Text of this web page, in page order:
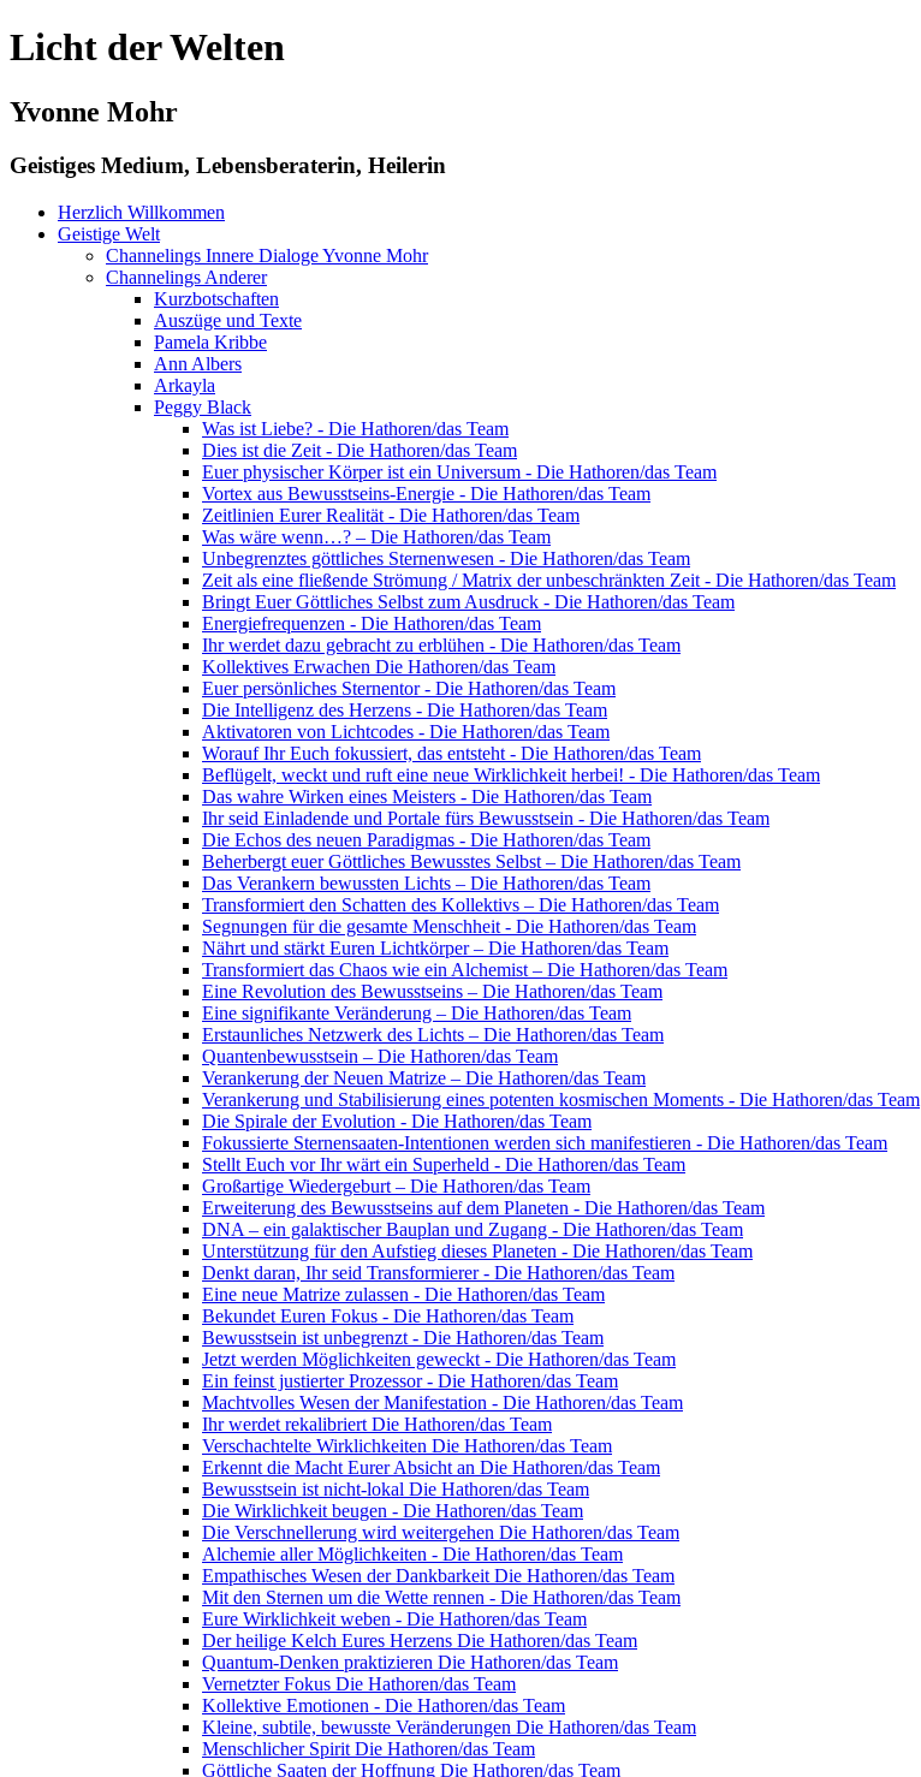
Licht der Welten
Yvonne Mohr
Geistiges Medium, Lebensberaterin, Heilerin
Herzlich Willkommen
Geistige Welt
Channelings Innere Dialoge Yvonne Mohr
Channelings Anderer
Kurzbotschaften
Auszüge und Texte
Pamela Kribbe
Ann Albers
Arkayla
Peggy Black
Was ist Liebe? - Die Hathoren/das Team
Dies ist die Zeit - Die Hathoren/das Team
Euer physischer Körper ist ein Universum - Die Hathoren/das Team
Vortex aus Bewusstseins-Energie - Die Hathoren/das Team
Zeitlinien Eurer Realität - Die Hathoren/das Team
Was wäre wenn…? – Die Hathoren/das Team
Unbegrenztes göttliches Sternenwesen - Die Hathoren/das Team
Zeit als eine fließende Strömung / Matrix der unbeschränkten Zeit - Die Hathoren/das Team
Bringt Euer Göttliches Selbst zum Ausdruck - Die Hathoren/das Team
Energiefrequenzen - Die Hathoren/das Team
Ihr werdet dazu gebracht zu erblühen - Die Hathoren/das Team
Kollektives Erwachen Die Hathoren/das Team
Euer persönliches Sternentor - Die Hathoren/das Team
Die Intelligenz des Herzens - Die Hathoren/das Team
Aktivatoren von Lichtcodes - Die Hathoren/das Team
Worauf Ihr Euch fokussiert, das entsteht - Die Hathoren/das Team
Beflügelt, weckt und ruft eine neue Wirklichkeit herbei! - Die Hathoren/das Team
Das wahre Wirken eines Meisters - Die Hathoren/das Team
Ihr seid Einladende und Portale fürs Bewusstsein - Die Hathoren/das Team
Die Echos des neuen Paradigmas - Die Hathoren/das Team
Beherbergt euer Göttliches Bewusstes Selbst – Die Hathoren/das Team
Das Verankern bewussten Lichts – Die Hathoren/das Team
Transformiert den Schatten des Kollektivs – Die Hathoren/das Team
Segnungen für die gesamte Menschheit - Die Hathoren/das Team
Nährt und stärkt Euren Lichtkörper – Die Hathoren/das Team
Transformiert das Chaos wie ein Alchemist – Die Hathoren/das Team
Eine Revolution des Bewusstseins – Die Hathoren/das Team
Eine signifikante Veränderung – Die Hathoren/das Team
Erstaunliches Netzwerk des Lichts – Die Hathoren/das Team
Quantenbewusstsein – Die Hathoren/das Team
Verankerung der Neuen Matrize – Die Hathoren/das Team
Verankerung und Stabilisierung eines potenten kosmischen Moments - Die Hathoren/das Team
Die Spirale der Evolution - Die Hathoren/das Team
Fokussierte Sternensaaten-Intentionen werden sich manifestieren - Die Hathoren/das Team
Stellt Euch vor Ihr wärt ein Superheld - Die Hathoren/das Team
Großartige Wiedergeburt – Die Hathoren/das Team
Erweiterung des Bewusstseins auf dem Planeten - Die Hathoren/das Team
DNA – ein galaktischer Bauplan und Zugang - Die Hathoren/das Team
Unterstützung für den Aufstieg dieses Planeten - Die Hathoren/das Team
Denkt daran, Ihr seid Transformierer - Die Hathoren/das Team
Eine neue Matrize zulassen - Die Hathoren/das Team
Bekundet Euren Fokus - Die Hathoren/das Team
Bewusstsein ist unbegrenzt - Die Hathoren/das Team
Jetzt werden Möglichkeiten geweckt - Die Hathoren/das Team
Ein feinst justierter Prozessor - Die Hathoren/das Team
Machtvolles Wesen der Manifestation - Die Hathoren/das Team
Ihr werdet rekalibriert Die Hathoren/das Team
Verschachtelte Wirklichkeiten Die Hathoren/das Team
Erkennt die Macht Eurer Absicht an Die Hathoren/das Team
Bewusstsein ist nicht-lokal Die Hathoren/das Team
Die Wirklichkeit beugen - Die Hathoren/das Team
Die Verschnellerung wird weitergehen Die Hathoren/das Team
Alchemie aller Möglichkeiten - Die Hathoren/das Team
Empathisches Wesen der Dankbarkeit Die Hathoren/das Team
Mit den Sternen um die Wette rennen - Die Hathoren/das Team
Eure Wirklichkeit weben - Die Hathoren/das Team
Der heilige Kelch Eures Herzens Die Hathoren/das Team
Quantum-Denken praktizieren Die Hathoren/das Team
Vernetzter Fokus Die Hathoren/das Team
Kollektive Emotionen - Die Hathoren/das Team
Kleine, subtile, bewusste Veränderungen Die Hathoren/das Team
Menschlicher Spirit Die Hathoren/das Team
Göttliche Saaten der Hoffnung Die Hathoren/das Team